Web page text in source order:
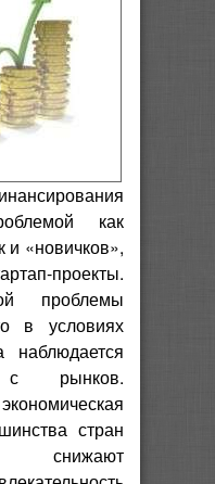
как
и «новичков»,
проекты.
проблемы
в условиях
наблюдается
с рынков.
стран
снижают